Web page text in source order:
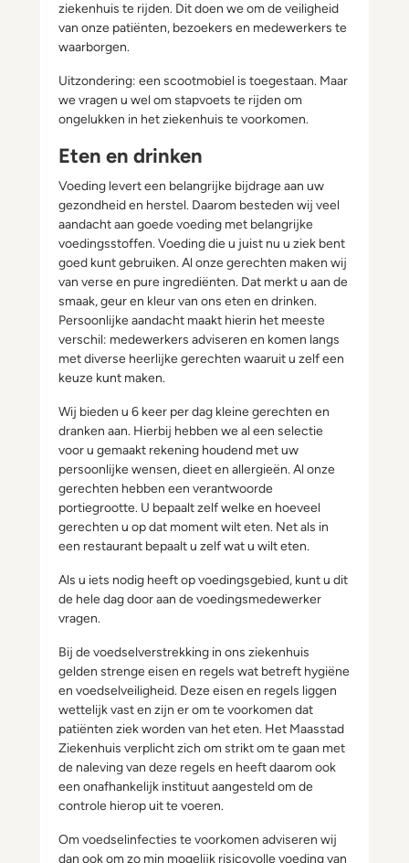
ziekenhuis te rijden. Dit doen we om de veiligheid
van onze patiënten, bezoekers en medewerkers te
waarborgen.
Uitzondering: een scootmobiel is toegestaan. Maar
we vragen u wel om stapvoets te rijden om
ongelukken in het ziekenhuis te voorkomen.
Eten en drinken
Voeding levert een belangrijke bijdrage aan uw
gezondheid en herstel. Daarom besteden wij veel
aandacht aan goede voeding met belangrijke
voedingsstoffen. Voeding die u juist nu u ziek bent
goed kunt gebruiken. Al onze gerechten maken wij
van verse en pure ingrediënten. Dat merkt u aan de
smaak, geur en kleur van ons eten en drinken.
Persoonlijke aandacht maakt hierin het meeste
verschil: medewerkers adviseren en komen langs
met diverse heerlijke gerechten waaruit u zelf een
keuze kunt maken.
Wij bieden u 6 keer per dag kleine gerechten en
dranken aan. Hierbij hebben we al een selectie
voor u gemaakt rekening houdend met uw
persoonlijke wensen, dieet en allergieën. Al onze
gerechten hebben een verantwoorde
portiegrootte. U bepaalt zelf welke en hoeveel
gerechten u op dat moment wilt eten. Net als in
een restaurant bepaalt u zelf wat u wilt eten.
Als u iets nodig heeft op voedingsgebied, kunt u dit
de hele dag door aan de voedingsmedewerker
vragen.
Bij de voedselverstrekking in ons ziekenhuis
gelden strenge eisen en regels wat betreft hygiëne
en voedselveiligheid. Deze eisen en regels liggen
wettelijk vast en zijn er om te voorkomen dat
patiënten ziek worden van het eten. Het Maasstad
Ziekenhuis verplicht zich om strikt om te gaan met
de naleving van deze regels en heeft daarom ook
een onafhankelijk instituut aangesteld om de
controle hierop uit te voeren.
Om voedselinfecties te voorkomen adviseren wij
dan ook om zo min mogelijk risicovolle voeding van